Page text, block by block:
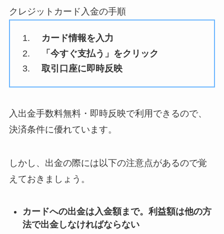
クレジットカード入金の手順
カード情報を入力
「今すぐ支払う」をクリック
取引口座に即時反映
入出金手数料無料・即時反映で利用できるので、
決済条件に優れています。
しかし、出金の際には以下の注意点があるので覚
えておきましょう。
カードへの出金は入金額まで。利益額は他の方
法で出金しなければならない